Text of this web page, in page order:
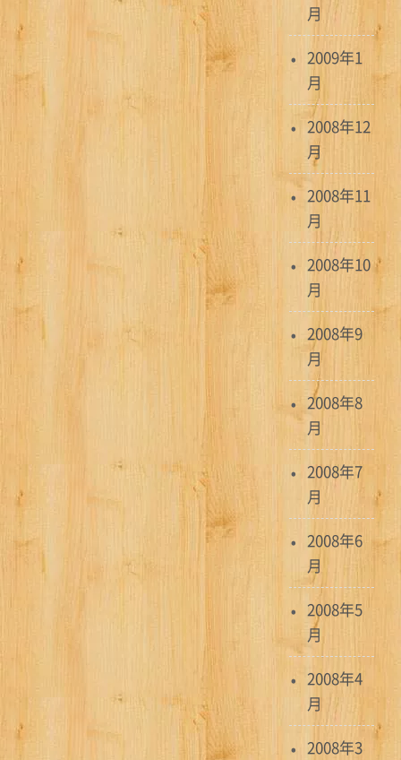
月
2009年1
月
2008年12
月
2008年11
月
2008年10
月
2008年9
月
2008年8
月
2008年7
月
2008年6
月
2008年5
月
2008年4
月
2008年3